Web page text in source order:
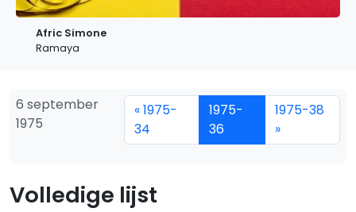
Afric Simone
Ramaya
6 september
1975
« 1975-
34
1975-
36
1975-38
»
Volledige lijst